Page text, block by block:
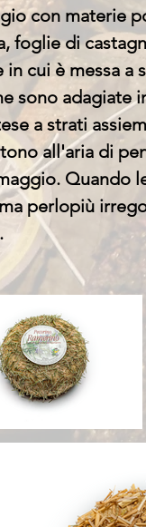
con materie
foglie di
in cui è messa
sono adagiate
a strati
all'aria di
Quando
perlopiù